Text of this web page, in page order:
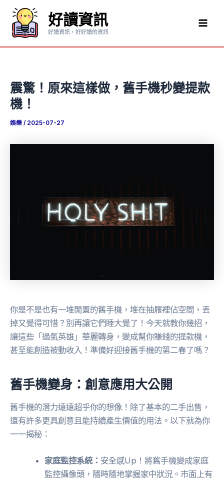
要
好讀資訊
好讀資訊，好好讀的資訊
震驚！原來這樣做，舊手機秒變提款
機！
娛樂 / 2025-07-27
你是不是也有一堆閒置的舊手機，堆在抽屜裡佔空間，丟
掉又覺得可惜？別再讓它們睡大覺了！今天就教你幾招，
讓這些「過氣英雄」華麗轉身，變成幫你賺錢的提款機，
甚至能創造被動收入！準備好迎接舊手機的第二春了嗎？
舊手機變身：創意應用大公開
舊手機的潛力遠遠超乎你的想像！除了基本的二手出售，
還有許多更具創意且能持續產生價值的用法。以下就為你
一一揭秘：
家庭監控系統： 安全感Up！將舊手機變成家庭
監控攝像頭，隨時隨地掌握家中狀況。市面上有